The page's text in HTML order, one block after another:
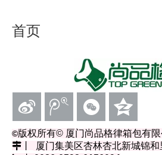
首页
©版权所有© 厦门尚品格律箱包有限
丨 厦门集美区杏林杏北新城锦和